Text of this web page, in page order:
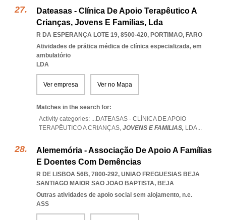
Dateasas - Clínica De Apoio Terapêutico A
Crianças, Jovens E Familias, Lda
R DA ESPERANÇA LOTE 19, 8500-420, PORTIMAO, FARO
Atividades de prática médica de clínica especializada, em
ambulatório
LDA
Ver empresa Ver no Mapa
Matches in the search for:
Activity categories: ...DATEASAS - CLÍNICA DE APOIO
TERAPÊUTICO A CRIANÇAS, JOVENS E FAMILIAS, LDA...
Alememória - Associação De Apoio A Famílias
E Doentes Com Demências
R DE LISBOA 56B, 7800-292, UNIAO FREGUESIAS BEJA
SANTIAGO MAIOR SAO JOAO BAPTISTA, BEJA
Outras atividades de apoio social sem alojamento, n.e.
ASS